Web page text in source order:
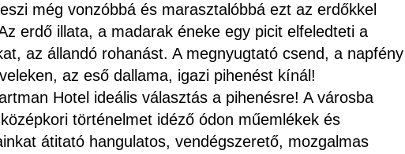
még vonzóbbá és marasztalóbbá ezt az erdőkkel
erdő illata, a madarak éneke egy picit elfeledteti a
az állandó rohanást. A megnyugtató csend, a napfény
az eső dallama, igazi pihenést kínál!
Hotel ideális választás a pihenésre! A városba
történelmet idéző ódon műemlékek és
átitató hangulatos, vendégszerető, mozgalmas